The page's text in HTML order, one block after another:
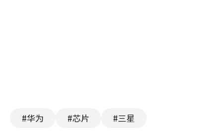
#华为 #芯片 #三星